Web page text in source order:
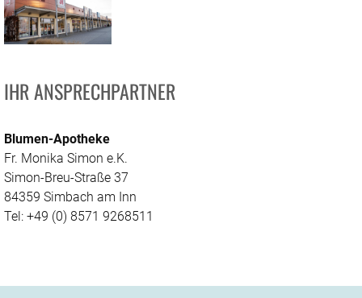
IHR ANSPRECHPARTNER
Blumen-Apotheke
Fr. Monika Simon e.K.
Simon-Breu-Straße 37
84359 Simbach am Inn
Tel: +49 (0) 8571 9268511